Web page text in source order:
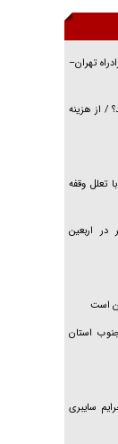
تهران–
وقفه